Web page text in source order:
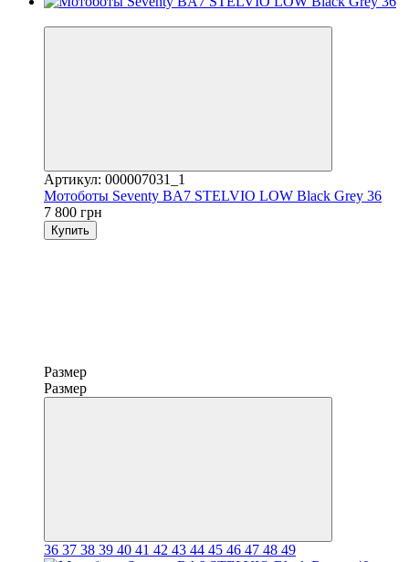
Артикул: 000007031_1
Мотоботы Seventy BA7 STELVIO LOW Black Grey 36
7 800 грн
Купить
Размер
Размер
36 37 38 39 40 41 42 43 44 45 46 47 48 49